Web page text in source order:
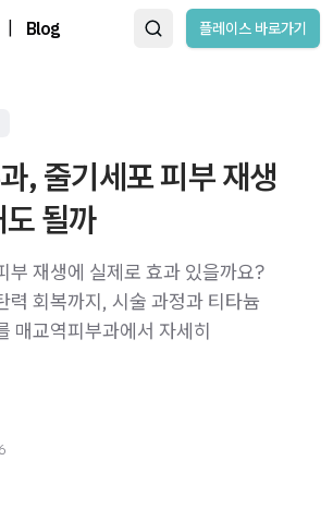
Blog 플레이스 바로가기
, 줄기세포 피부 재생
될까
부 재생에 실제로 효과 있을까요?
력 회복까지, 시술 과정과 티타늄
매교역피부과에서 자세히